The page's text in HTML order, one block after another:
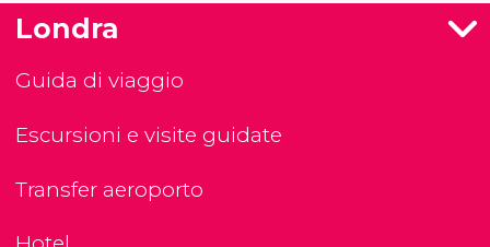
Londra
Guida di viaggio
Escursioni e visite guidate
Transfer aeroporto